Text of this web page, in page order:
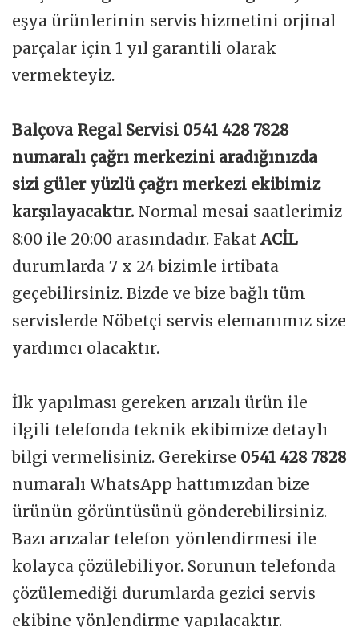
eşya ürünlerinin servis hizmetini orjinal
parçalar için 1 yıl garantili olarak
vermekteyiz.
Balçova Regal Servisi 0541 428 7828
numaralı çağrı merkezini aradığınızda
sizi güler yüzlü çağrı merkezi ekibimiz
karşılayacaktır. Normal mesai saatlerimiz
8:00 ile 20:00 arasındadır. Fakat ACİL
durumlarda 7 x 24 bizimle irtibata
geçebilirsiniz. Bizde ve bize bağlı tüm
servislerde Nöbetçi servis elemanımız size
yardımcı olacaktır.
İlk yapılması gereken arızalı ürün ile
ilgili telefonda teknik ekibimize detaylı
bilgi vermelisiniz. Gerekirse 0541 428 7828
numaralı WhatsApp hattımızdan bize
ürünün görüntüsünü gönderebilirsiniz.
Bazı arızalar telefon yönlendirmesi ile
kolayca çözülebiliyor. Sorunun telefonda
çözülemediği durumlarda gezici servis
ekibine yönlendirme yapılacaktır.